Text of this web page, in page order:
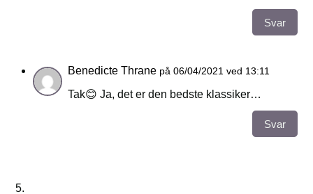
Svar
Benedicte Thrane på 06/04/2021 ved 13:11
Tak😊 Ja, det er den bedste klassiker…
Svar